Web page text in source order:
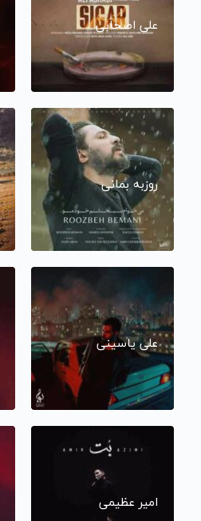
علی اصحابی
روزبه بمانی
علی یاسینی
امیر عظیمی